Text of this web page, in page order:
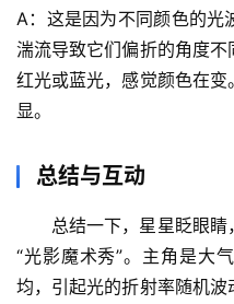
A：这是因为不同颜色的光
湍流导致它们偏折的角度
红光或蓝光，感觉颜色在
显。
总结与互动
总结一下，星星眨眼
“光影魔术秀”。主角是大
均，引起光的折射率随机波